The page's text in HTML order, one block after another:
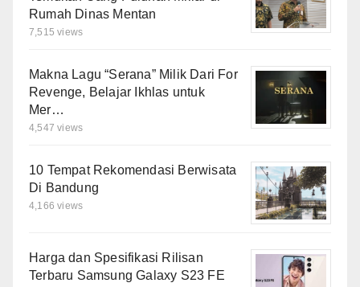
Rumah Dinas Mentan
7,515 views
Makna Lagu “Serana” Milik Dari For
Revenge, Belajar Ikhlas untuk
Mer…
4,547 views
10 Tempat Rekomendasi Berwisata
Di Bandung
4,166 views
Harga dan Spesifikasi Rilisan
Terbaru Samsung Galaxy S23 FE